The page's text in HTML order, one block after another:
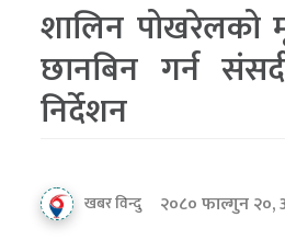
शालिन पोखरेलको
छानबिन गर्न
निर्देशन
खबर विन्दु २०८० फाल्गुन २०,